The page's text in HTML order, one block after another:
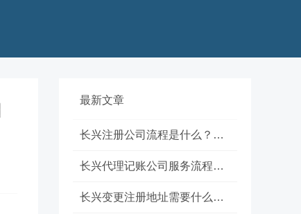
最新文章
长兴注册公司流程是什么？代理记账怎么选？
长兴代理记账公司服务流程是怎样的？朋友的真实经历告诉你答案
长兴变更注册地址需要什么材料？朋友的一次真实办理经历